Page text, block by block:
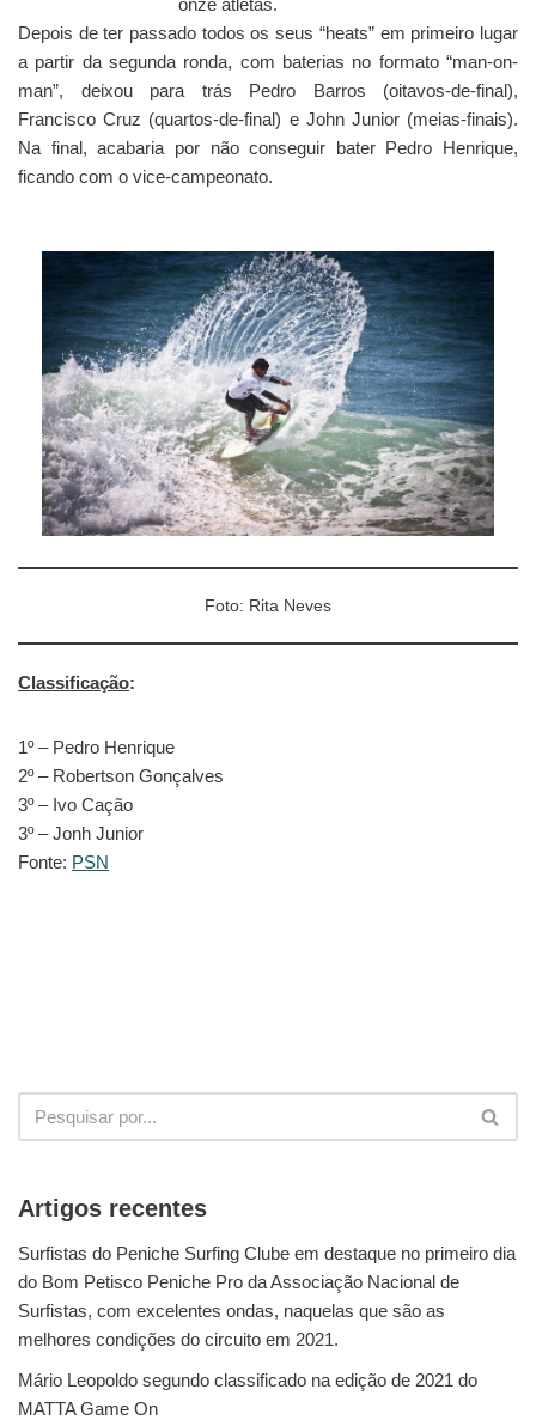
onze atletas.
Depois de ter passado todos os seus “heats” em primeiro lugar
a partir da segunda ronda, com baterias no formato “man-on-
man”, deixou para trás Pedro Barros (oitavos-de-final),
Francisco Cruz (quartos-de-final) e John Junior (meias-finais).
Na final, acabaria por não conseguir bater Pedro Henrique,
ficando com o vice-campeonato.
Foto: Rita Neves
Classificação:
1º – Pedro Henrique
2º – Robertson Gonçalves
3º – Ivo Cação
3º – Jonh Junior
Fonte: PSN
Artigos recentes
Surfistas do Peniche Surfing Clube em destaque no primeiro dia
do Bom Petisco Peniche Pro da Associação Nacional de
Surfistas, com excelentes ondas, naquelas que são as
melhores condições do circuito em 2021.
Mário Leopoldo segundo classificado na edição de 2021 do
MATTA Game On